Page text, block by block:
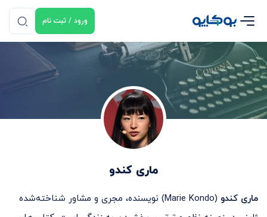
ورود / ثبت نام
ماری کندو
ماری کندو
(Marie Kondo) نویسنده، مجری و مشاور شناخته‌شده